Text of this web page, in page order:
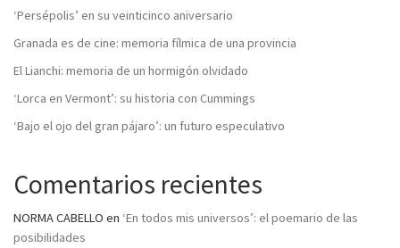
‘Persépolis’ en su veinticinco aniversario
Granada es de cine: memoria fílmica de una provincia
El Lianchi: memoria de un hormigón olvidado
‘Lorca en Vermont’: su historia con Cummings
‘Bajo el ojo del gran pájaro’: un futuro especulativo
Comentarios recientes
NORMA CABELLO en ‘En todos mis universos’: el poemario de las
posibilidades